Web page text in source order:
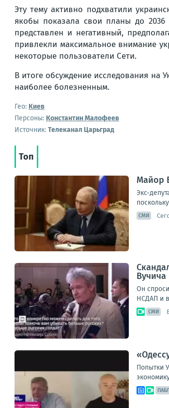
Эту тему активно подхватили
якобы показала свои планы до
представлен и негативный,
привлекли максимальное внимание
некоторые пользователи Сети.
В итоге обсуждение исследования на
наиболее болезненным.
Гео: Киев
Персоны: Константин Малофеев
Источник: Телеканал Царьград
Топ
Майор
Экс-
СМИ
Он
НСДАП и
СМИ
Попытки